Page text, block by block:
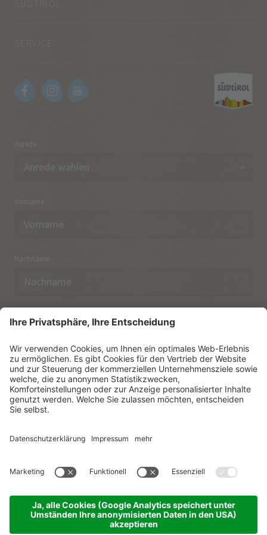
SÜDTIROL
Anrede
Vorname
Nachname
E-Mail
Ich habe dieDatenschutzerklärungzur Kenntnis
genommen.
NEWSLETTER ABONNIEREN
produced by